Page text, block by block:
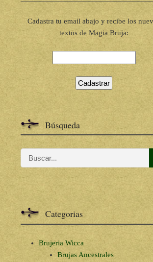
Cadastra tu email abajo y recibe los
textos de Magia Bruja:
Búsqueda
Categorias
Brujeria Wicca
Brujas Ancestrales